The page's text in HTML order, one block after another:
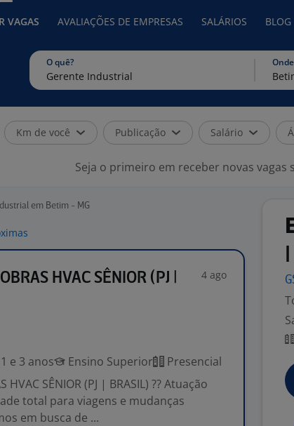
VAGAS AVALIAÇÕES DE EMPRESAS SALÁRIOS BLOG
O quê?
Km de você Publicação Salário
Seja o primeiro em receber novas vagas
em Betim - MG
HVAC SÊNIOR (PJ |
4 ago
e 3 anos Ensino Superior
Presencial
HVAC SÊNIOR (PJ | BRASIL) ?? Atuação
total para viagens e mudanças
em busca de ...